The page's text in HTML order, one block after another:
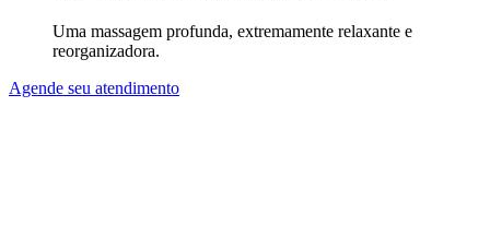
Uma massagem profunda, extremamente relaxante e
reorganizadora.
Agende seu atendimento